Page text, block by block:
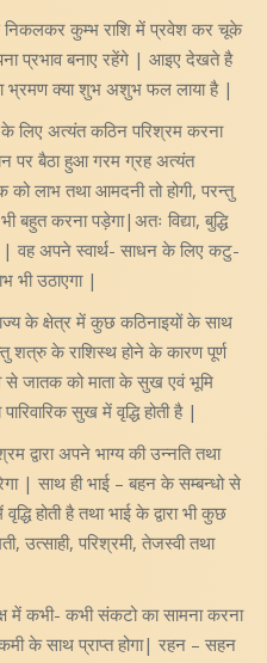
कुम्भ राशि में प्रवेश कर चूके
प्रभाव बनाए रहेंगे | आइए देखते है
भ्रमण क्या शुभ अशुभ फल लाया है |
के लिए अत्यंत कठिन परिश्रम करना
पर बैठा हुआ गरम ग्रह अत्यंत
को लाभ तथा आमदनी तो होगी, परन्तु
बहुत करना पड़ेगा|अतः विद्या, बुद्धि
| वह अपने स्वार्थ- साधन के लिए कटु-
भी उठाएगा |
के क्षेत्र में कुछ कठिनाइयों के साथ
शत्रु के राशिस्थ होने के कारण पूर्ण
से जातक को माता के सुख एवं भूमि
सुख में वृद्धि होती है |
द्वारा अपने भाग्य की उन्नति तथा
| साथ ही भाई – बहन के सम्बन्धो से
होती है तथा भाई के द्वारा भी कुछ
उत्साही, परिश्रमी, तेजस्वी तथा
में कभी- कभी संकटो का सामना करना
के साथ प्राप्त होगा| रहन – सहन